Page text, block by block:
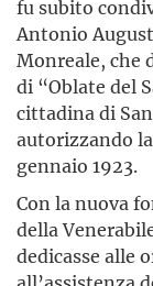
fu subito
Antonio
Monreale, che
di “Oblate del
cittadina di
autorizzando
gennaio 1923.
Con la nuova
della
dedicasse alle